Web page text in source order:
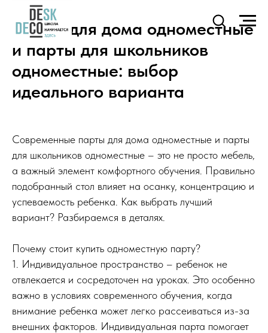
Парты для дома одноместные
и парты для школьников
одноместные: выбор
идеального варианта
Современные парты для дома одноместные и парты
для школьников одноместные – это не просто мебель,
а важный элемент комфортного обучения. Правильно
подобранный стол влияет на осанку, концентрацию и
успеваемость ребенка. Как выбрать лучший
вариант? Разбираемся в деталях.
Почему стоит купить одноместную парту?
1. Индивидуальное пространство – ребенок не
отвлекается и сосредоточен на уроках. Это особенно
важно в условиях современного обучения, когда
внимание ребенка может легко рассеиваться из-за
внешних факторов. Индивидуальная парта помогает